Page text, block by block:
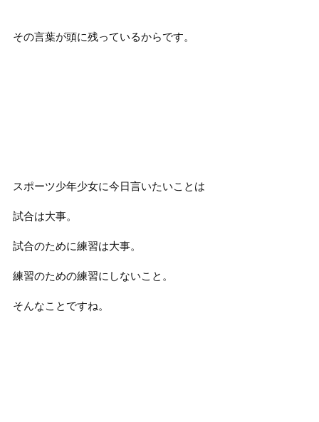
その言葉が頭に残っているからです。
スポーツ少年少女に今日言いたいことは
試合は大事。
試合のために練習は大事。
練習のための練習にしないこと。
そんなことですね。